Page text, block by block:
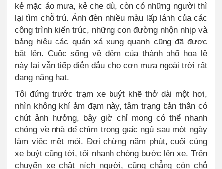
kẻ mặc áo mưa, kẻ che dù, còn có những người thì
lại tìm chỗ trú. Ánh đèn nhiều màu lấp lánh của các
công trình kiến ​​trúc, những con đường nhộn nhịp và
bảng hiệu các quán xá xung quanh cũng đã được
bật lên. Cuộc sống về đêm của thành phố hoa lệ
này lại vẫn tiếp diễn dẫu cho cơn mưa ngoài trời rất
đang nặng hạt.
Tôi đứng trước trạm xe buýt khẽ thở dài một hơi,
nhìn không khí ảm đạm này, tâm trạng bản thân có
chút ảnh hưởng, bây giờ chỉ mong có thể nhanh
chóng về nhà để chìm trong giấc ngủ sau một ngày
làm việc mệt mỏi. Đợi chừng năm phút, cuối cùng
xe buýt cũng tới, tôi nhanh chóng bước lên xe. Trên
chuyến xe chật ních người, cũng chẳng còn chỗ